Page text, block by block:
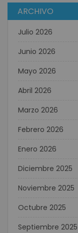
ARCHIVO
Julio 2026
Junio 2026
Mayo 2026
Abril 2026
Marzo 2026
Febrero 2026
Enero 2026
Diciembre 2025
Noviembre 2025
Octubre 2025
Septiembre 2025